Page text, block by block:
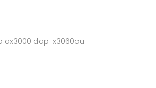
dap-x3060ou